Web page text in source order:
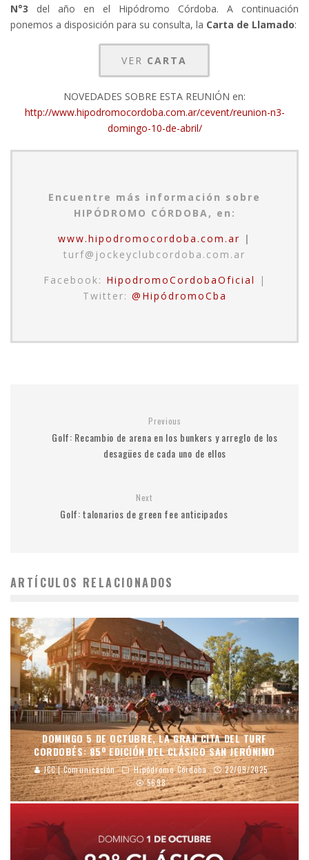
N°3 del año en el Hipódromo Córdoba. A continuación
ponemos a disposición para su consulta, la Carta de Llamado:
VER CARTA
NOVEDADES SOBRE ESTA REUNIÓN en:
http://www.hipodromocordoba.com.ar/cevent/reunion-n3-
domingo-10-de-abril/
Encuentre más información sobre
HIPÓDROMO CÓRDOBA, en:
www.hipodromocordoba.com.ar |
turf@jockeyclubcordoba.com.ar
Facebook: HipodromoCordobaOficial
|
Twitter: @HipódromoCba
Previous
Golf: Recambio de arena en los bunkers y arreglo de los
desagües de cada uno de ellos
Next
Golf: talonarios de green fee anticipados
ARTÍCULOS RELACIONADOS
DOMINGO 5 DE OCTUBRE, LA GRAN CITA DEL TURF
CORDOBÉS: 85º EDICIÓN DEL CLÁSICO SAN JERÓNIMO
JCC | Comunicación Hipódromo Córdoba
22/09/2025
5698